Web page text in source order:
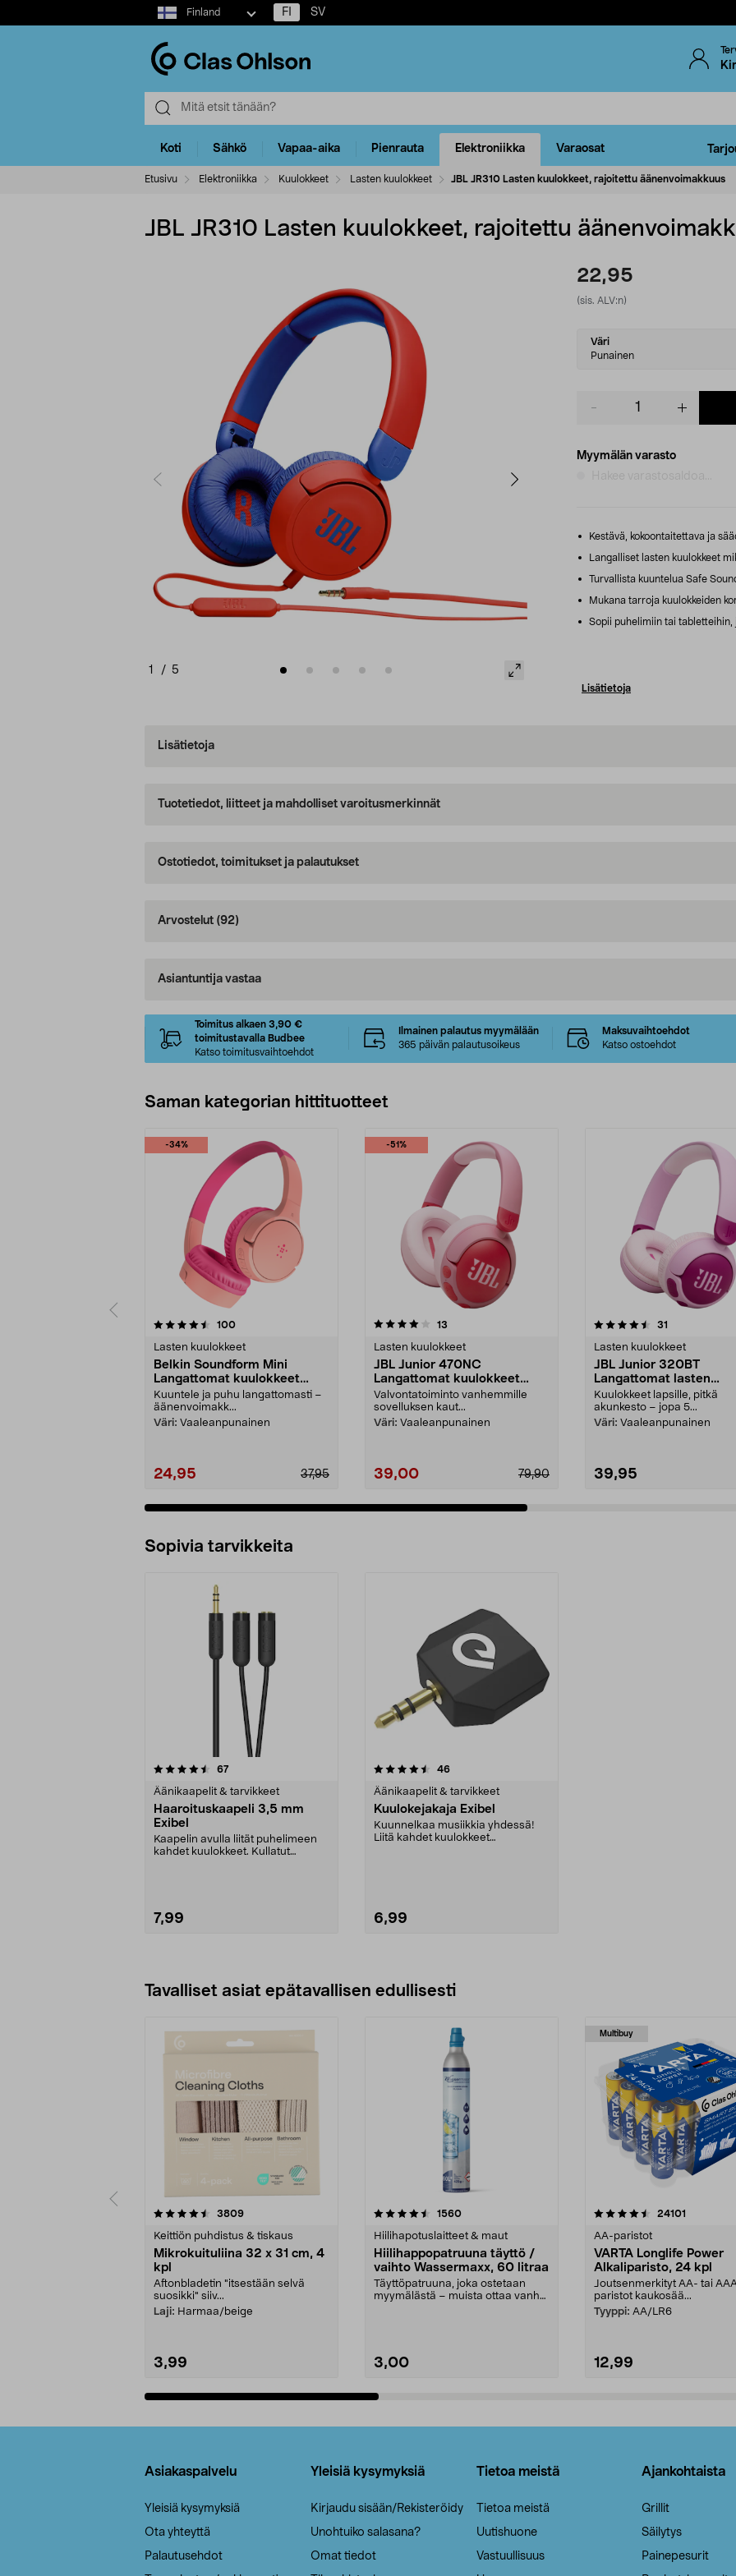
Select
market
Finland FI SV
Koti Sähkö Vapaa-aika Pienrauta Elektroniikka Varaosat
Etusivu Elektroniikka Kuulokkeet Lasten kuulokkeet JBL JR310 Lasten kuulokkeet, rajoitettu äänenvoimakkuus
JBL JR310 Lasten kuulokkeet, rajoitettu
1 / 5
22,95
(sis. ALV:n)
Select
variant
Väri
Punainen
Myymälän varasto
Kestävä, kokoontaitettava ja
Langalliset lasten kuulokkeet
Turvallista kuuntelua Safe
Mukana tarroja kuulokkeiden
Sopii puhelimiin tai tabletteihin,
Lisätietoja
Lisätietoja
Tuotetiedot, liitteet ja mahdolliset varoitusmerkinnät
Ostotiedot, toimitukset ja palautukset
Arvostelut (92)
Asiantuntija vastaa
Toimitus alkaen 3,90 €
toimitustavalla Budbee
Katso toimitusvaihtoehdot
Ilmainen palautus myymälään
365 päivän palautusoikeus
Maksuvaihtoehdot
Katso ostoehdot
Saman kategorian hittituotteet
-34%
100arvostelut
Lasten kuulokkeet
Belkin Soundform Mini
Langattomat kuulokkeet
lapsille, USB-C
Kuuntele ja puhu langattomasti –
äänenvoimakk...
Väri: Vaaleanpunainen
24,95 37,95
-51%
4.0 viidestä
13
Lasten kuulokkeet
JBL Junior 470NC
Langattomat kuulokkeet
lasten ANC
Valvontatoiminto vanhemmille
sovelluksen kaut...
Väri: Vaaleanpunainen
39,00 79,90
4.5 viidestä
31
Lasten kuulokkeet
JBL Junior 320BT
Langattomat lasten
kuulokkeet, mikrofoni
Kuulokkeet lapsille, pitkä
akunkesto – jopa 5...
Väri: Vaaleanpunainen
39,95
4.5 viidestä
Sopivia tarvikkeita
67arvostelut
Äänikaapelit & tarvikkeet
Haaroituskaapeli 3,5 mm
Exibel
Kaapelin avulla liität puhelimeen
kahdet kuulokkeet. Kullatut
7,99
4.5viidestä
46arvostelut
Äänikaapelit & tarvikkeet
Kuulokejakaja Exibel
Kuunnelkaa musiikkia yhdessä!
Liitä kahdet kuulokkeet
6,99
Tavalliset asiat epätavallisen edullisesti
3809arvostelut
Keittiön puhdistus & tiskaus
Mikrokuituliina 32 x 31 cm, 4
kpl
Aftonbladetin "itsestään selvä
suosikki" siiv...
Laji: Harmaa/beige
3,99
4.5viidestä
1560arvostelut
Hiilihapotuslaitteet & maut
Hiilihappopatruuna täyttö /
vaihto Wassermaxx, 60 litraa
Täyttöpatruuna, joka ostetaan
myymälästä – muista ottaa vanha
3,00
Multibuy
4.5viidestä
24101
AA-paristot
VARTA Longlife Power
Alkaliparisto, 24 kpl
Joutsenmerkityt AA- tai
paristot kaukosää...
Tyyppi: AA/LR6
12,99
4.5viidestä
Asiakaspalvelu
Yleisiä kysymyksiä
Ota yhteyttä
Palautusehdot
Yleisiä kysymyksiä
Kirjaudu sisään/Rekisteröidy
Unohtuiko salasana?
Omat tiedot
Tietoa meistä
Tietoa meistä
Uutishuone
Vastuullisuus
Ajankohtaista
Grillit
Säilytys
Painepesurit